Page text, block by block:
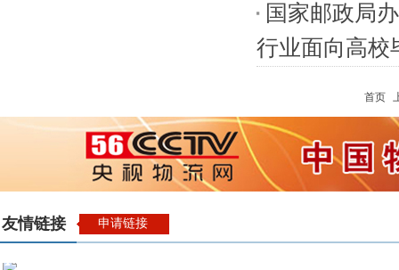
国家邮政局
行业面向高校
首页
友情链接 申请链接